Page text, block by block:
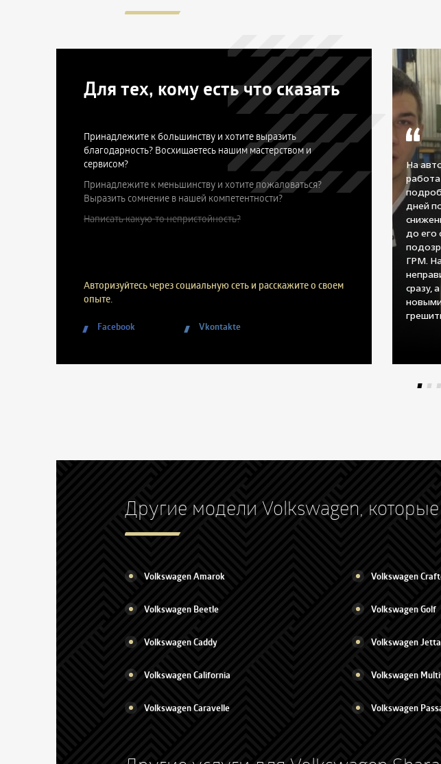
Для тех, кому есть что сказать
Принадлежите к большинству и хотите выразить
благодарность? Восхищаетесь нашим мастерством и
сервисом?
Принадлежите к меньшинству и хотите пожаловаться?
Выразить сомнение в нашей компетентности?
Написать какую-то непристойность?
Авторизуйтесь через социальную сеть и расскажите о своем
опыте.
Facebook Vkontakte
На
дней
до его
ГРМ.
сразу,
Другие модели Volkswagen,
Volkswagen Amarok
Volkswagen Beetle
Volkswagen Caddy
Volkswagen California
Volkswagen Caravelle
Volkswagen
Volkswagen Golf
Volkswagen Jetta
Volkswagen
Volkswagen